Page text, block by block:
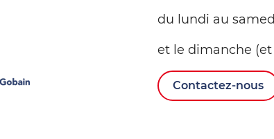
du lundi au
et le dimanche (et
Contactez-nous